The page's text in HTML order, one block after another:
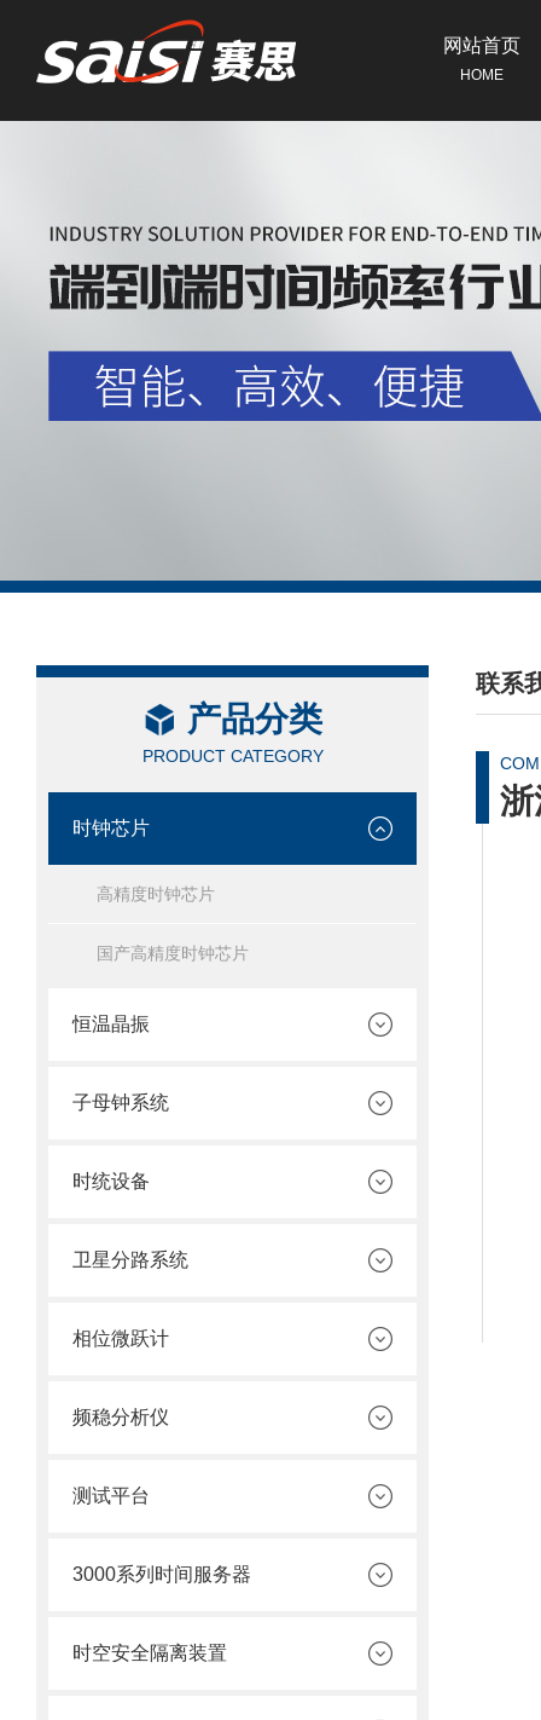
网站首页
HOME
产品分类
PRODUCT CATEGORY
时钟芯片
高精度时钟芯片
国产高精度时钟芯片
恒温晶振
子母钟系统
时统设备
卫星分路系统
相位微跃计
频稳分析仪
测试平台
3000系列时间服务器
时空安全隔离装置
联系
/
浙